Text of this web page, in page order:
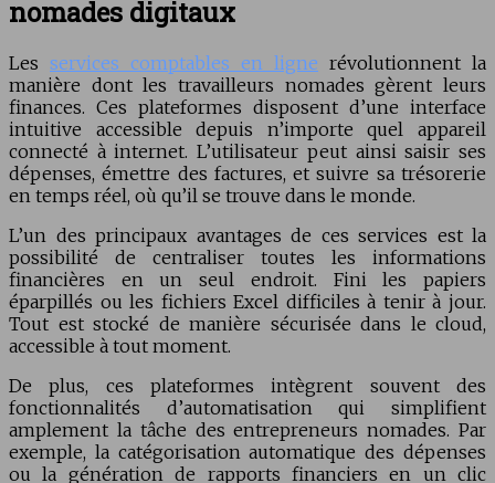
nomades digitaux
Les services comptables en ligne révolutionnent la
manière dont les travailleurs nomades gèrent leurs
finances. Ces plateformes disposent d’une interface
intuitive accessible depuis n’importe quel appareil
connecté à internet. L’utilisateur peut ainsi saisir ses
dépenses, émettre des factures, et suivre sa trésorerie
en temps réel, où qu’il se trouve dans le monde.
L’un des principaux avantages de ces services est la
possibilité de centraliser toutes les informations
financières en un seul endroit. Fini les papiers
éparpillés ou les fichiers Excel difficiles à tenir à jour.
Tout est stocké de manière sécurisée dans le cloud,
accessible à tout moment.
De plus, ces plateformes intègrent souvent des
fonctionnalités d’automatisation qui simplifient
amplement la tâche des entrepreneurs nomades. Par
exemple, la catégorisation automatique des dépenses
ou la génération de rapports financiers en un clic